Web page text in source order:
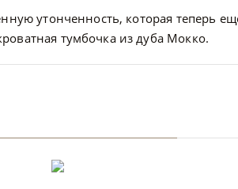
утонченность, которая теперь
тумбочка из дуба Мокко.